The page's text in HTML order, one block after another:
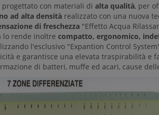
progettato con materiali di alta qualità, per
ad alta densità realizzato con una nuova
di freschezza"Effetto Acqua
lo rende inoltre compatto, ergonomico,
l'esclusivo "Expantion Control
e garantisce una elevata traspirabilità
di batteri, muffe ed acari, cause